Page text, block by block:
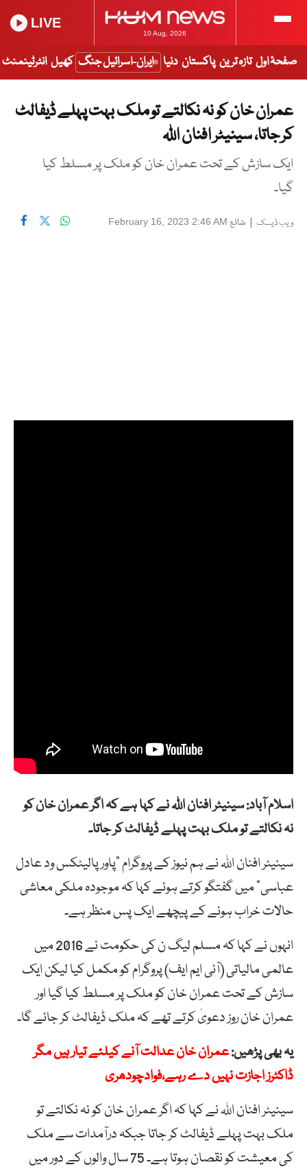
10 Aug, 2026
LIVE
صفحۂ اول تازہ ترین پاکستان دنیا ایران-اسرائیل جنگ کھیل انٹرٹینمنٹ
عمران خان کو نہ نکالتے تو ملک بہت پہلے ڈیفالٹ
کر جاتا، سینیٹر افنان اللہ
ایک سازش کے تحت عمران خان کو ملک پر مسلط کیا
گیا۔
ویب ڈیسک | شائع February 16, 2023 2:46 AM
اسلام آباد: سینیٹر افنان اللہ نے کہا ہے کہ اگر عمران خان کو
نہ نکالتے تو ملک بہت پہلے ڈیفالٹ کر جاتا۔
سینیٹر افنان اللہ نے ہم نیوز کے پروگرام “پاور پالیٹکس ود عادل
عباسی” میں گفتگو کرتے ہوئے کہا کہ موجودہ ملکی معاشی
حالات خراب ہونے کے پیچھے ایک پس منظر ہے۔
انہوں نے کہا کہ مسلم لیگ ن کی حکومت نے 2016 میں
عالمی مالیاتی (آئی ایم ایف) پروگرام کو مکمل کیا لیکن ایک
سازش کے تحت عمران خان کو ملک پر مسلط کیا گیا اور
عمران خان روز دعویٰ کرتے تھے کہ ملک ڈیفالٹ کر جائے گا۔
یہ بھی پڑھیں:عمران خان عدالت آنے کیلئے تیار ہیں مگر
ڈاکٹرز اجازت نہیں دے رہے،فوادچودھری
سینیٹر افنان اللہ نے کہا کہ اگر عمران خان کو نہ نکالتے تو
ملک بہت پہلے ڈیفالٹ کر جاتا جبکہ درآمدات سے ملک
کی معیشت کو نقصان ہوتا ہے۔ 75 سال والوں کے دور میں